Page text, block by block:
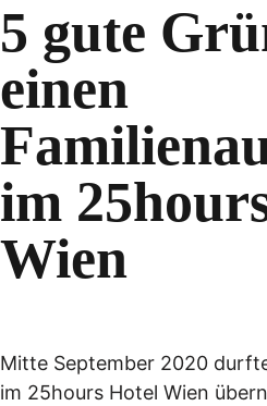
5 gute
einen
im
Wien
Mitte September 2020
im 25hours Hotel Wien